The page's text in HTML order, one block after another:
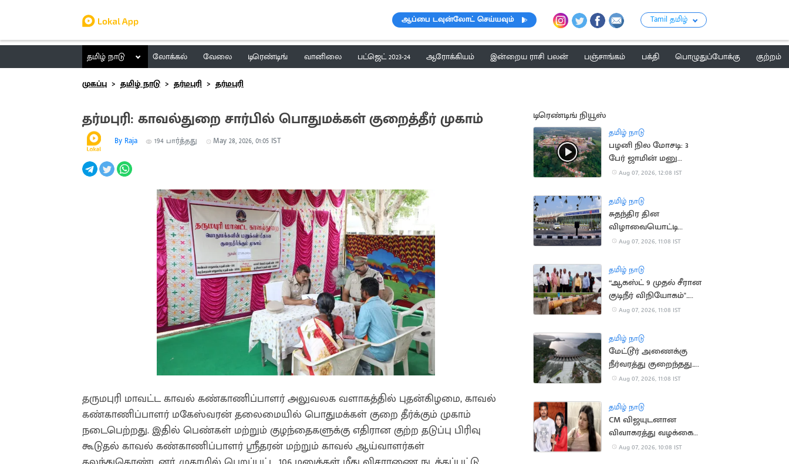
ஆப்பை டவுன்லோட் செய்யவும் Tamil தமிழ்
தமிழ் நாடு லோக்கல் வேலை டிரெண்டிங் வானிலை பட்ஜெட் 2023-24 ஆரோக்கியம் இன்றைய ராசி பலன் பஞ்சாங்கம் பக்தி பொழுதுப்போக்கு
குற்றம்
முகப்பு
தமிழ் நாடு தர்மபுரி தர்மபுரி
தர்மபுரி: காவல்துறை சார்பில் பொதுமக்கள் குறைத்தீர் முகாம்
By Raja 194 பார்த்தது May 28, 2026, 01:05 IST
தருமபுரி மாவட்ட காவல் கண்காணிப்பாளர் அலுவலக வளாகத்தில் புதன்கிழமை, காவல்
கண்காணிப்பாளர் மகேஸ்வரன் தலைமையில் பொதுமக்கள் குறை தீர்க்கும் முகாம்
நடைபெற்றது. இதில் பெண்கள் மற்றும் குழந்தைகளுக்கு எதிரான குற்ற தடுப்பு பிரிவு
கூடுதல் காவல் கண்காணிப்பாளர் ஸ்ரீதரன் மற்றும் காவல் ஆய்வாளர்கள்
டிரெண்டிங் நியூஸ்
தமிழ் நாடு
பழனி நில மோசடி: 3
பேர் ஜாமின் மனு
தள்ளுபடி
Aug 07, 2026, 12:08 IST
தமிழ் நாடு
சுதந்திர தின
விழாவையொட்டி
விமான நிலையத்துக்கு
செல்ல தடை
Aug 07, 2026, 11:08 IST
தமிழ் நாடு
“ஆகஸ்ட் 9 முதல் சீரான
குடிநீர் விநியோகம்"..
தூத்துக்குடி மேயர் உறுதி
Aug 07, 2026, 11:08 IST
தமிழ் நாடு
மேட்டூர் அணைக்கு
நீர்வரத்து குறைந்தது..
13,674 கன அடியாக சரிவு
Aug 07, 2026, 11:08 IST
தமிழ் நாடு
CM விஜயுடனான
விவாகரத்து வழக்கை
வாபஸ் வாங்கினார்
Aug 07, 2026, 10:08 IST